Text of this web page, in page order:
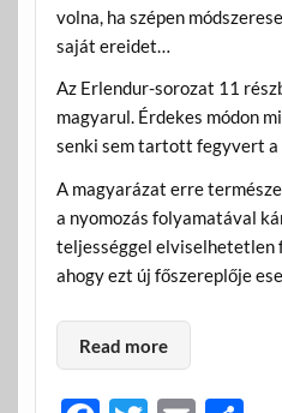
volna, ha szépen
saját ereidet…
Az Erlendur-sorozat 11
magyarul. Érdekes módon
senki sem tartott fegyvert a
A magyarázat erre
a nyomozás folyamatával
teljességgel elviselhetetlen
ahogy ezt új főszereplője
Read more